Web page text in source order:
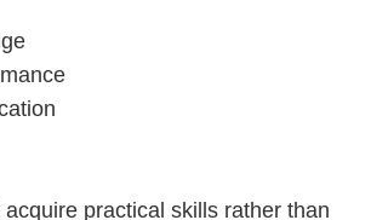
practical skills rather than